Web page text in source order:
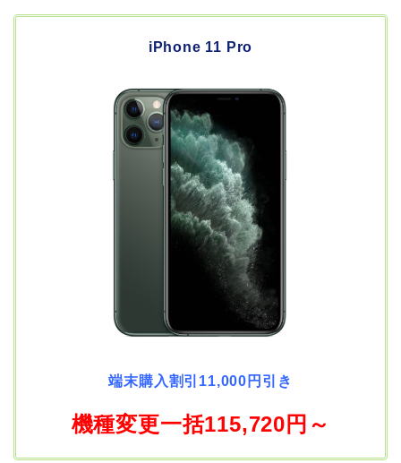
iPhone 11 Pro
端末購入割引11,000円引き
機種変更一括115,720円～